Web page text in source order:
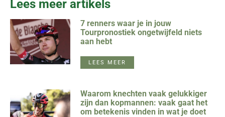
Lees meer artikels
7 renners waar je in jouw
Tourpronostiek ongetwijfeld niets
aan hebt
LEES MEER
Waarom knechten vaak gelukkiger
zijn dan kopmannen: vaak gaat het
om betekenis vinden in wat je doet